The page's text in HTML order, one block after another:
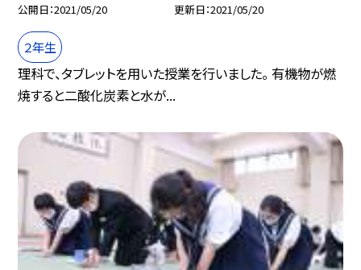
公開日 2021/05/20 更新日 2021/05/20
２年生
理科で、タブレットを用いた授業を行いました。 有機物が燃
焼すると二酸化炭素と水が...